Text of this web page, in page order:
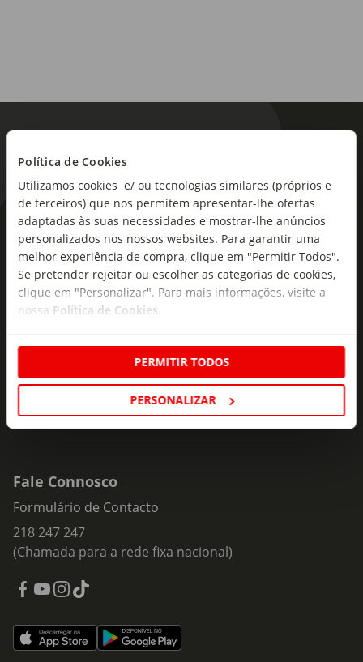
Política de Cookies
Utilizamos cookies e/ ou tecnologias similares (próprios e
de terceiros) que nos permitem apresentar-lhe ofertas
adaptadas às suas necessidades e mostrar-lhe anúncios
personalizados nos nossos websites. Para garantir uma
melhor experiência de compra, clique em "Permitir Todos".
Se pretender rejeitar ou escolher as categorias de cookies,
clique em "Personalizar". Para mais informações, visite a
nossa Política de Cookies
PERMITIR TODOS
PERSONALIZAR
As novidades mais frescas no
seu e-mail!
Subscreva e descubra campanhas exclusivas,
ofertas e novidades para si.
mail
Subscrever
Fale Connosco
Formulário de Contacto
218 247 247
(Chamada para a rede fixa nacional)